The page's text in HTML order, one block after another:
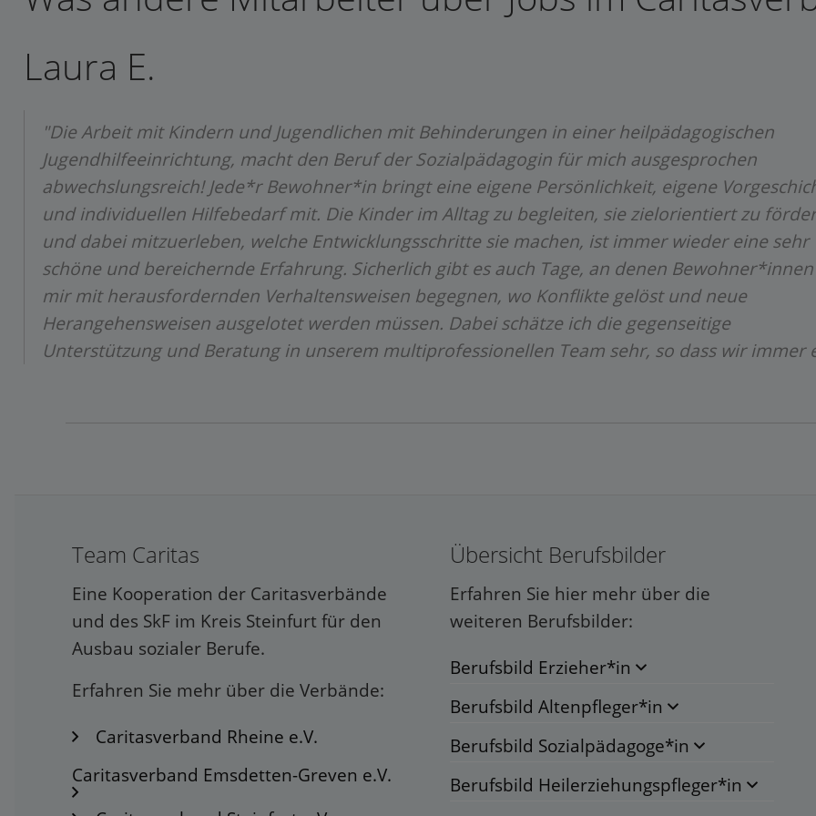
Laura E.
"Die Arbeit mit Kindern und Jugendlichen mit Behinderungen in einer heilpädagogischen
Jugendhilfeeinrichtung, macht den Beruf der Sozialpädagogin für mich ausgesprochen
abwechslungsreich! Jede*r Bewohner*in bringt eine eigene Persönlichkeit, eigene
und individuellen Hilfebedarf mit. Die Kinder im Alltag zu begleiten, sie zielorientiert zu
und dabei mitzuerleben, welche Entwicklungsschritte sie machen, ist immer wieder eine sehr
schöne und bereichernde Erfahrung. Sicherlich gibt es auch Tage, an denen Bewohner*innen
mir mit herausfordernden Verhaltensweisen begegnen, wo Konflikte gelöst und neue
Herangehensweisen ausgelotet werden müssen. Dabei schätze ich die gegenseitige
Unterstützung und Beratung in unserem multiprofessionellen Team sehr, so dass wir
Team Caritas
Eine Kooperation der Caritasverbände
und des SkF im Kreis Steinfurt für den
Ausbau sozialer Berufe.
Erfahren Sie mehr über die Verbände:
Caritasverband Rheine e.V.
Caritasverband Emsdetten-Greven e.V.
Übersicht Berufsbilder
Erfahren Sie hier mehr über die
weiteren Berufsbilder:
Berufsbild Erzieher*in
Berufsbild Altenpfleger*in
Berufsbild Sozialpädagoge*in
Berufsbild Heilerziehungspfleger*in